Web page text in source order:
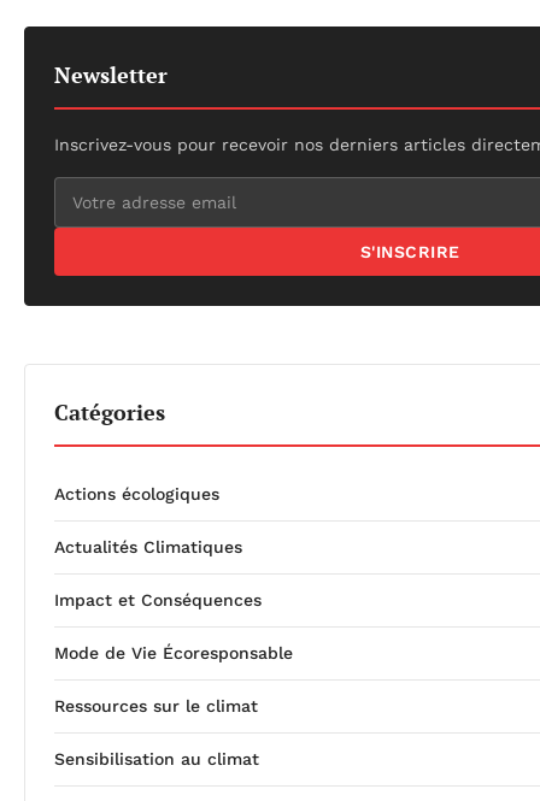
Newsletter
Inscrivez-vous pour recevoir nos derniers articles
S'INSCRIRE
Catégories
Actions écologiques
Actualités Climatiques
Impact et Conséquences
Mode de Vie Écoresponsable
Ressources sur le climat
Sensibilisation au climat